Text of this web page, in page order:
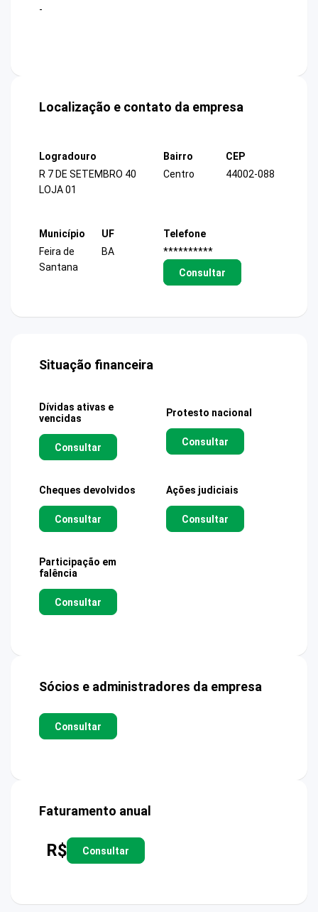
-
Localização e contato da empresa
Logradouro
R 7 DE SETEMBRO 40
LOJA 01
Bairro
Centro
CEP
44002-088
Município
Feira de
Santana
UF
BA
Telefone
**********
Consultar
Situação financeira
Dívidas ativas e
vencidas
Consultar
Protesto nacional
Consultar
Cheques devolvidos
Consultar
Ações judiciais
Consultar
Participação em
falência
Consultar
Sócios e administradores da empresa
Consultar
Faturamento anual
R$ Consultar